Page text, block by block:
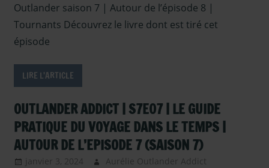
Outlander saison 7 | Autour de l’épisode 8 |
Tournants Découvrez le livre dont est tiré cet
épisode
LIRE L'ARTICLE
OUTLANDER ADDICT | S7E07 | LE GUIDE
PRATIQUE DU VOYAGE DANS LE TEMPS |
AUTOUR DE L’EPISODE 7 (SAISON 7)
janvier 3, 2024
Aurélie Outlander Addict